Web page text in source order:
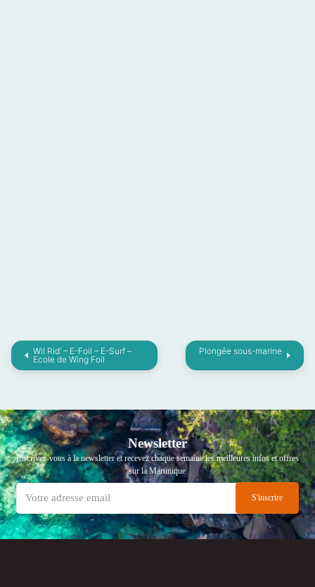
Wil Rid’ – E-Foil – E-Surf –
Ecole de Wing Foil
Plongée sous-marine
Newsletter
Inscrivez-vous à la newsletter et recevez chaque semaine les meilleures infos et offres
sur la Martinique